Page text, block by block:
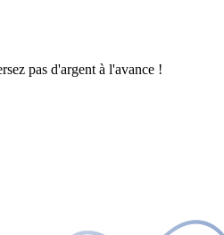
pas d'argent à l'avance !